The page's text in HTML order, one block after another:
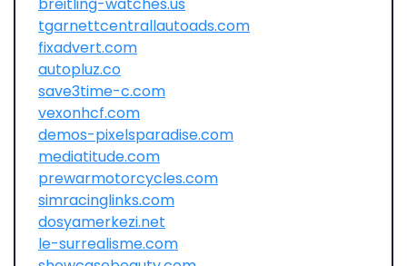
tgarnettcentrallautoads.com
fixadvert.com
autopluz.co
save3time-c.com
vexonhcf.com
demos-pixelsparadise.com
mediatitude.com
prewarmotorcycles.com
simracinglinks.com
dosyamerkezi.net
le-surrealisme.com